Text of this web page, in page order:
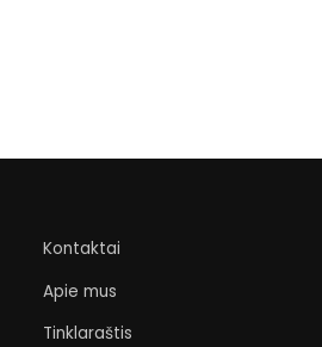
Kontaktai
Apie mus
Tinklaraštis